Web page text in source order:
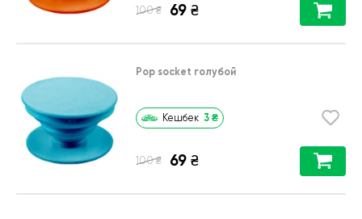
100 ₴ 69 ₴
Pop socket голубой
Кешбек 3 ₴
100 ₴ 69 ₴